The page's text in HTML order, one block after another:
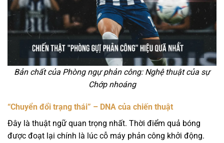
Bản chất của Phòng ngự phản công: Nghệ thuật của sự
Chớp nhoáng
“Chuyển đổi trạng thái” – DNA của chiến thuật
Đây là thuật ngữ quan trọng nhất. Thời điểm quả bóng
được đoạt lại chính là lúc cỗ máy phản công khởi động.